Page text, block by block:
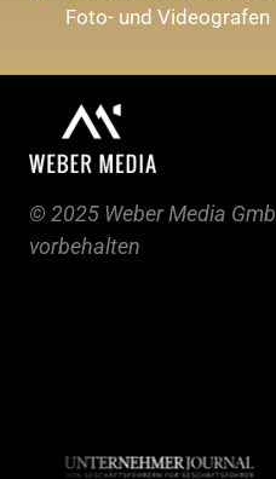
Foto- und Videografen
© 2025 Weber Media
vorbehalten